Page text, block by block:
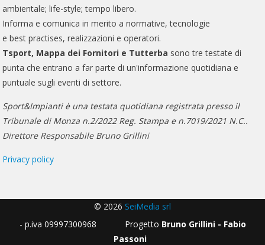
ambientale; life-style; tempo libero.
Informa e comunica in merito a normative, tecnologie
e best practises, realizzazioni e operatori.
Tsport, Mappa dei Fornitori e Tutterba sono tre testate di
punta che entrano a far parte di un'informazione quotidiana e
puntuale sugli eventi di settore.
Sport&Impianti è una testata quotidiana registrata presso il
Tribunale di Monza n.2/2022 Reg. Stampa e n.7019/2021 N.C..
Direttore Responsabile Bruno Grillini
Privacy policy
© 2026 SeiMedia srl
- p.iva 09997300968 Progetto Bruno Grillini - Fabio
Passoni